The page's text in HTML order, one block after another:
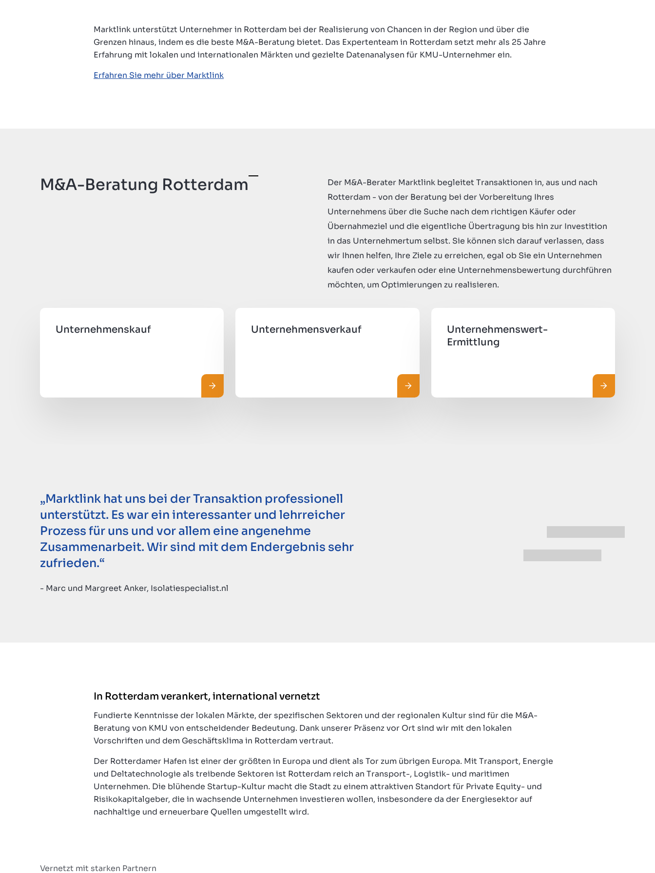
InsightsMarktlink unterstützt Unternehmer in Rotterdam bei der Realisierung von Chancen in der Region und über die
Grenzen hinaus, indem es die beste M&A-Beratung bietet. Das Expertenteam in Rotterdam setzt mehr als 25 Jahre
Erfahrung mit lokalen und internationalen Märkten und gezielte Datenanalysen für KMU-Unternehmer ein.
Erfahren Sie mehr über Marktlink
M&A-Beratung Rotterdam
Der M&A-Berater Marktlink begleitet Transaktionen in, aus und nach
Rotterdam - von der Beratung bei der Vorbereitung Ihres
Unternehmens über die Suche nach dem richtigen Käufer oder
Übernahmeziel und die eigentliche Übertragung bis hin zur Investition
in das Unternehmertum selbst. Sie können sich darauf verlassen, dass
wir Ihnen helfen, Ihre Ziele zu erreichen, egal ob Sie ein Unternehmen
kaufen oder verkaufen oder eine Unternehmensbewertung durchführen
möchten, um Optimierungen zu realisieren.
Unternehmenskauf
Mehr lesen
Unternehmensverkauf
Mehr lesen
Unternehmenswert-
Ermittlung
Mehr lesen
„Marktlink hat uns bei der Transaktion professionell
unterstützt. Es war ein interessanter und lehrreicher
Prozess für uns und vor allem eine angenehme
Zusammenarbeit. Wir sind mit dem Endergebnis sehr
zufrieden.“
- Marc und Margreet Anker, Isolatiespecialist.nl
In Rotterdam verankert, international vernetzt
Fundierte Kenntnisse der lokalen Märkte, der spezifischen Sektoren und der regionalen Kultur sind für die M&A-
Beratung von KMU von entscheidender Bedeutung. Dank unserer Präsenz vor Ort sind wir mit den lokalen
Vorschriften und dem Geschäftsklima in Rotterdam vertraut.
Der Rotterdamer Hafen ist einer der größten in Europa und dient als Tor zum übrigen Europa. Mit Transport, Energie
und Deltatechnologie als treibende Sektoren ist Rotterdam reich an Transport-, Logistik- und maritimen
Unternehmen. Die blühende Startup-Kultur macht die Stadt zu einem attraktiven Standort für Private Equity- und
Risikokapitalgeber, die in wachsende Unternehmen investieren wollen, insbesondere da der Energiesektor auf
nachhaltige und erneuerbare Quellen umgestellt wird.
Vernetzt mit starken Partnern